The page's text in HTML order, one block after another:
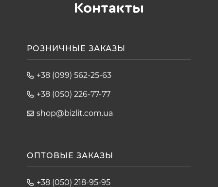
Контакты
РОЗНИЧНЫЕ ЗАКАЗЫ
+38 (099) 562-25-63
+38 (050) 226-77-77
shop@bizlit.com.ua
ОПТОВЫЕ ЗАКАЗЫ
+38 (050) 218-95-95